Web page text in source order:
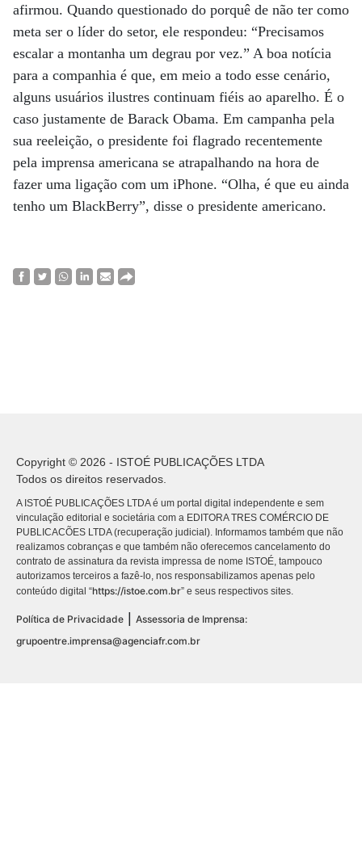
afirmou. Quando questionado do porquê de não ter como
meta ser o líder do setor, ele respondeu: “Precisamos
escalar a montanha um degrau por vez.” A boa notícia
para a companhia é que, em meio a todo esse cenário,
alguns usuários ilustres continuam fiéis ao aparelho. É o
caso justamente de Barack Obama. Em campanha pela
sua reeleição, o presidente foi flagrado recentemente
pela imprensa americana se atrapalhando na hora de
fazer uma ligação com um iPhone. “Olha, é que eu ainda
tenho um BlackBerry”, disse o presidente americano.
Copyright © 2026 - ISTOÉ PUBLICAÇÕES LTDA
Todos os direitos reservados.
A ISTOÉ PUBLICAÇÕES LTDA é um portal digital independente e sem
vinculação editorial e societária com a EDITORA TRES COMÉRCIO DE
PUBLICACÕES LTDA (recuperação judicial). Informamos também que não
realizamos cobranças e que também não oferecemos cancelamento do
contrato de assinatura da revista impressa de nome ISTOÉ, tampouco
autorizamos terceiros a fazê-lo, nos responsabilizamos apenas pelo
conteúdo digital “https://istoe.com.br” e seus respectivos sites.
Política de Privacidade
Assessoria de Imprensa:
grupoentre.imprensa@agenciafr.com.br